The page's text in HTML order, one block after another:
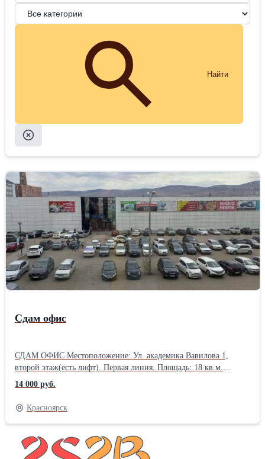
Найти
Сдам офис
СДАМ ОФИС Местоположение: Ул. академика Вавилова 1,
второй этаж(есть лифт). Первая линия. Площадь: 18 кв.м.
Интернет. Охрана. Здание телефонизировано. Парковка на 200м/
мест, что позволит без проблем парковаться вам, вашему
персоналу и вашим клиентам. Стоимость аренды 800р. за кв.м.
Электричество оплачивается отдельно по приборам. -Отличная
транспортная развязка с которой можно уехать в любую часть
города. Помещения в этом здании сдаются быстро, успейте
арендовать, пока этого не сделали другие! Видео смогу
14 000 руб.
Красноярск